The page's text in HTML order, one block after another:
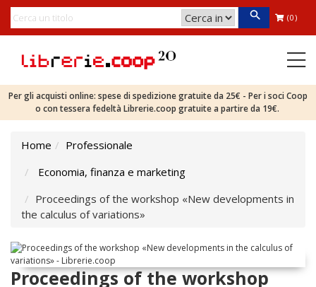
(0)
Per gli acquisti online: spese di spedizione gratuite da 25€ - Per i soci Coop
o con tessera fedeltà Librerie.coop gratuite a partire da 19€.
Home
Professionale
Economia, finanza e marketing
Proceedings of the workshop «New developments in
the calculus of variations»
Proceedings of the workshop